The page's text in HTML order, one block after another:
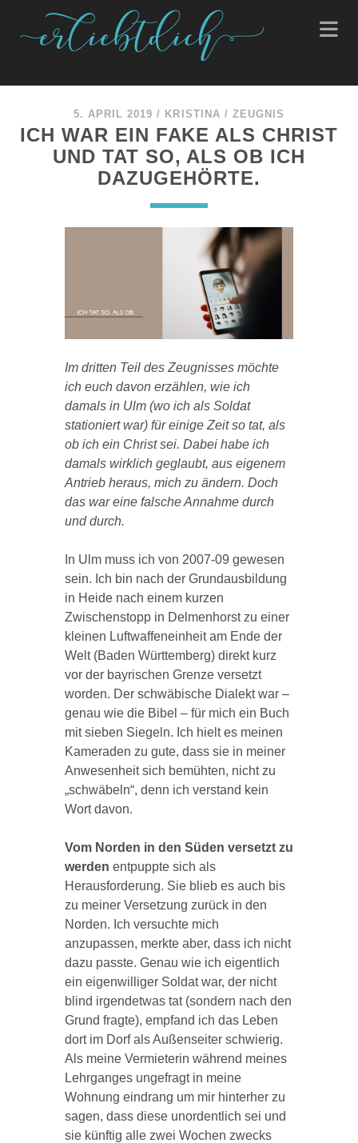
5. APRIL 2019 / KRISTINA / ZEUGNIS
ICH WAR EIN FAKE ALS CHRIST
UND TAT SO, ALS OB ICH
DAZUGEHÖRTE.
Im dritten Teil des Zeugnisses möchte
ich euch davon erzählen, wie ich
damals in Ulm (wo ich als Soldat
stationiert war) für einige Zeit so tat, als
ob ich ein Christ sei. Dabei habe ich
damals wirklich geglaubt, aus eigenem
Antrieb heraus, mich zu ändern. Doch
das war eine falsche Annahme durch
und durch.
In Ulm muss ich von 2007-09 gewesen
sein. Ich bin nach der Grundausbildung
in Heide nach einem kurzen
Zwischenstopp in Delmenhorst zu einer
kleinen Luftwaffeneinheit am Ende der
Welt (Baden Württemberg) direkt kurz
vor der bayrischen Grenze versetzt
worden. Der schwäbische Dialekt war –
genau wie die Bibel – für mich ein Buch
mit sieben Siegeln. Ich hielt es meinen
Kameraden zu gute, dass sie in meiner
Anwesenheit sich bemühten, nicht zu
„schwäbeln“, denn ich verstand kein
Wort davon.
Vom Norden in den Süden versetzt zu
werden entpuppte sich als
Herausforderung. Sie blieb es auch bis
zu meiner Versetzung zurück in den
Norden. Ich versuchte mich
anzupassen, merkte aber, dass ich nicht
dazu passte. Genau wie ich eigentlich
ein eigenwilliger Soldat war, der nicht
blind irgendetwas tat (sondern nach den
Grund fragte), empfand ich das Leben
dort im Dorf als Außenseiter schwierig.
Als meine Vermieterin während meines
Lehrganges ungefragt in meine
Wohnung eindrang um mir hinterher zu
sagen, dass diese unordentlich sei und
sie künftig alle zwei Wochen zwecks